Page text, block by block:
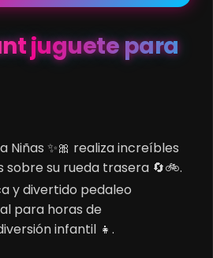
juguete para
Niñas ✨🎀 realiza increíbles
sobre su rueda trasera 🔄🚲.
y divertido pedaleo
para horas de
infantil 👧.